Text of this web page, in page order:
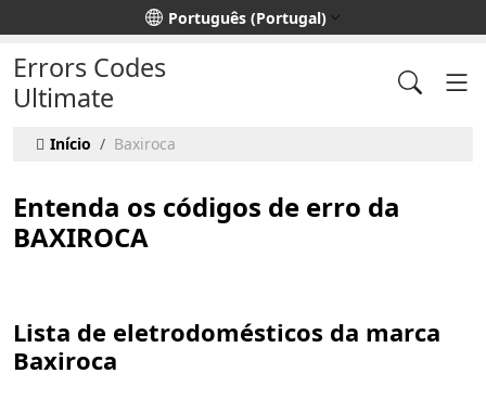
Escolha o seu idioma Português (Portugal)
Errors Codes
Ultimate
Início Baxiroca
Entenda os códigos de erro da
BAXIROCA
Lista de eletrodomésticos da marca
Baxiroca